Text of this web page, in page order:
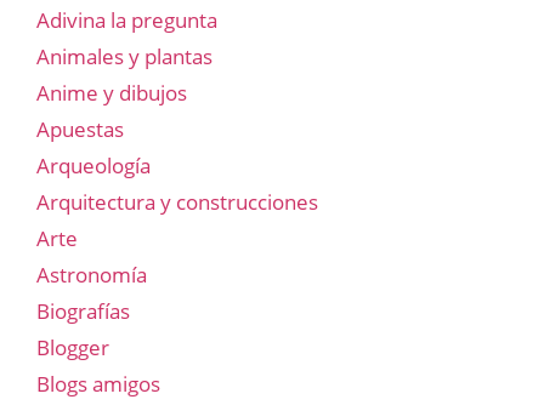
Adivina la pregunta
Animales y plantas
Anime y dibujos
Apuestas
Arqueología
Arquitectura y construcciones
Arte
Astronomía
Biografías
Blogger
Blogs amigos